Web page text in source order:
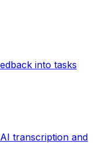
into tasks
transcription and